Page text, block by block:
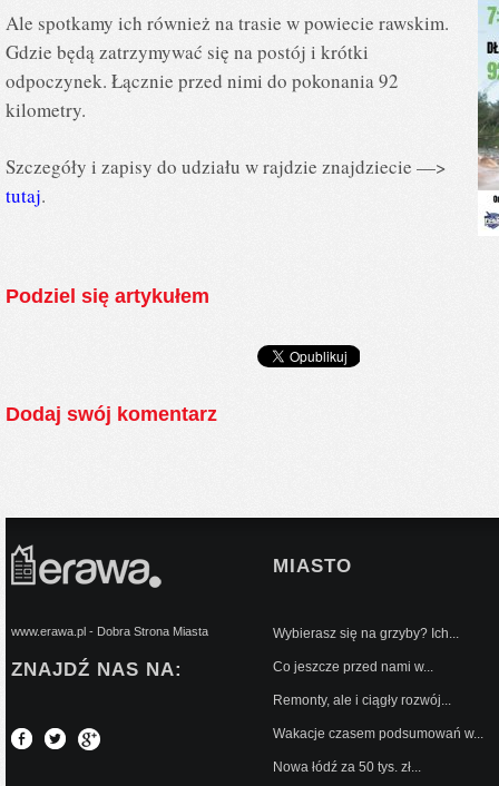
Ale spotkamy ich również na trasie w powiecie rawskim.
Gdzie będą zatrzymywać się na postój i krótki
odpoczynek. Łącznie przed nimi do pokonania 92
kilometry.
Szczegóły i zapisy do udziału w rajdzie znajdziecie —>
tutaj.
Podziel się artykułem
Dodaj swój komentarz
www.erawa.pl - Dobra Strona Miasta
ZNAJDŹ NAS NA:
MIASTO
Wybierasz się na grzyby? Ich...
Co jeszcze przed nami w...
Remonty, ale i ciągły rozwój...
Wakacje czasem podsumowań w...
Nowa łódź za 50 tys. zł...